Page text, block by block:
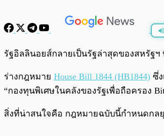
พร้อมเล่น
รัฐอิลลินอยส์กลายเป็นรัฐล่าสุดของสหรัฐ
ร่างกฎหมาย House Bill 1844 (HB1844) ซึ่
“กองทุนพิเศษในคลังของรัฐเพื่อถือครอง
สิ่งที่น่าสนใจคือ กฎหมายฉบับนี้กำหนดกลยุ